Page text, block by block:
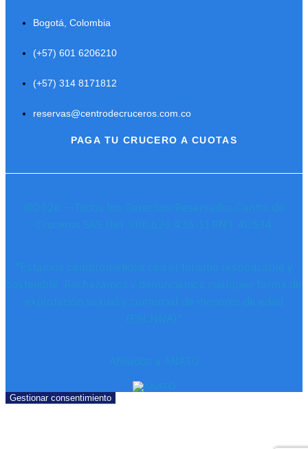
Bogotá, Colombia
(+57) 601 6206210
(+57) 314 8171812
reservas@centrodecruceros.com.co
PAGA TU CRUCERO A CUOTAS
Gestionar consentimiento